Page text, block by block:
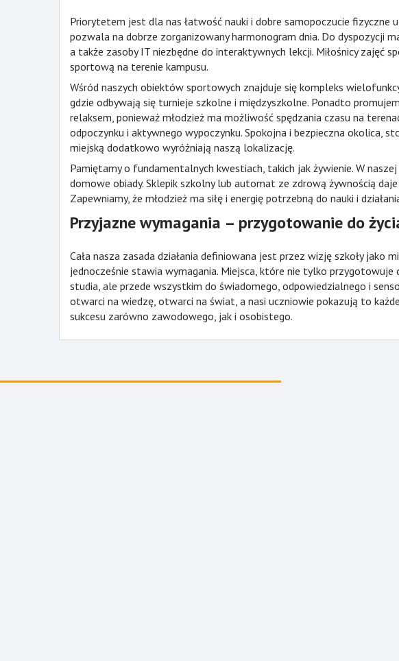
Priorytetem jest dla nas łatwość nauki i dobre samopoczucie fizyczne
pozwala na dobrze zorganizowany harmonogram dnia. Do dyspozycji
a także zasoby IT niezbędne do interaktywnych lekcji. Miłośnicy zajęć
sportową na terenie kampusu.
Wśród naszych obiektów sportowych znajduje się kompleks
gdzie odbywają się turnieje szkolne i międzyszkolne. Ponadto
relaksem, ponieważ młodzież ma możliwość spędzania czasu na
odpoczynku i aktywnego wypoczynku. Spokojna i bezpieczna okolica,
miejską dodatkowo wyróżniają naszą lokalizację.
Pamiętamy o fundamentalnych kwestiach, takich jak żywienie. W
domowe obiady. Sklepik szkolny lub automat ze zdrową żywnością
Zapewniamy, że młodzież ma siłę i energię potrzebną do nauki i
Przyjazne wymagania – przygotowanie do
Cała nasza zasada działania definiowana jest przez wizję szkoły jako
jednocześnie stawia wymagania. Miejsca, które nie tylko
studia, ale przede wszystkim do świadomego, odpowiedzialnego i
otwarci na wiedzę, otwarci na świat, a nasi uczniowie pokazują to
sukcesu zarówno zawodowego, jak i osobistego.